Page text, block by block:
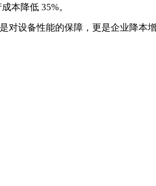
本降低 35%。
对设备性能的保障，更是企业降本